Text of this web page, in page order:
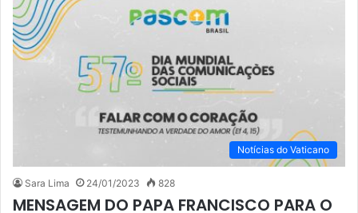
Notícias do Vaticano
Sara Lima 24/01/2023 828
MENSAGEM DO PAPA FRANCISCO PARA O